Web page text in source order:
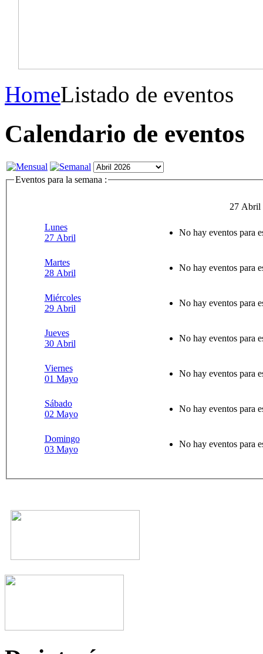
HomeListado de eventos
Calendario de eventos
Eventos para la semana :
27 Abril
Lunes
27 Abril
No hay eventos para
Martes
28 Abril
No hay eventos para
Miércoles
29 Abril
No hay eventos para
Jueves
30 Abril
No hay eventos para
Viernes
01 Mayo
No hay eventos para
Sábado
02 Mayo
No hay eventos para
Domingo
03 Mayo
No hay eventos para